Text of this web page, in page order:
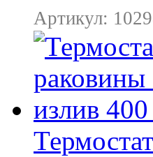
Артикул: